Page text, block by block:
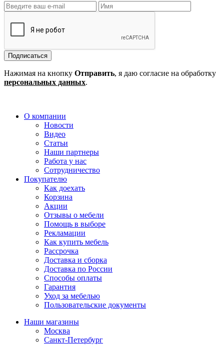
Подписаться
Нажимая на кнопку Отправить, я даю согласие на обработку
персональных данных.
О компании
Новости
Видео
Статьи
Наши партнеры
Работа у нас
Сотрудничество
Покупателю
Как доехать
Корзина
Акции
Отзывы о мебели
Помощь в выборе
Рекламации
Как купить мебель
Рассрочка
Доставка и сборка
Доставка по России
Способы оплаты
Гарантия
Уход за мебелью
Пользовательские документы
Наши магазины
Москва
Санкт-Петербург